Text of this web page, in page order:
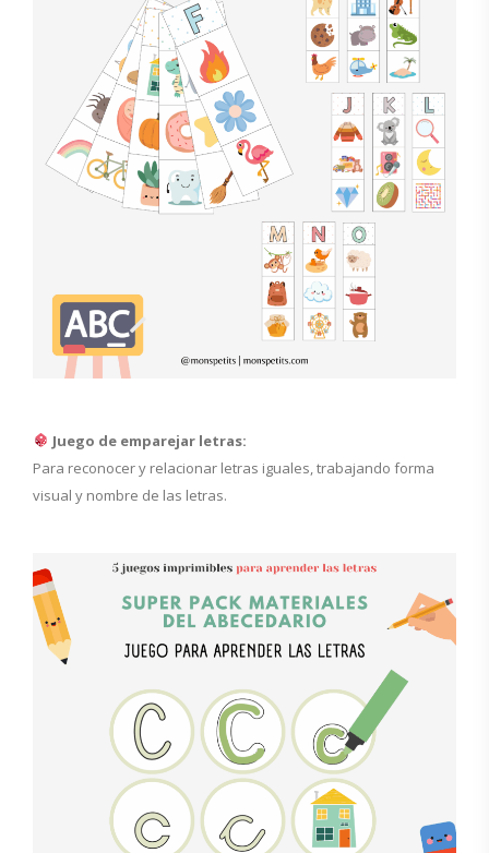
Juego de emparejar letras:
Para reconocer y relacionar letras iguales, trabajando forma
visual y nombre de las letras.